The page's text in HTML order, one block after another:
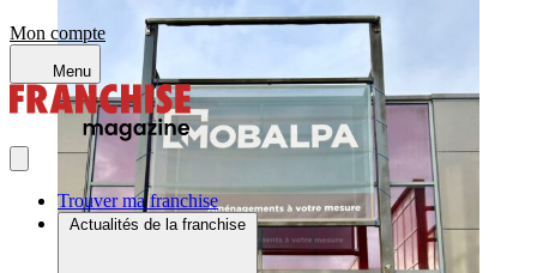
Mon compte
Menu
Trouver ma franchise
Actualités de la franchise